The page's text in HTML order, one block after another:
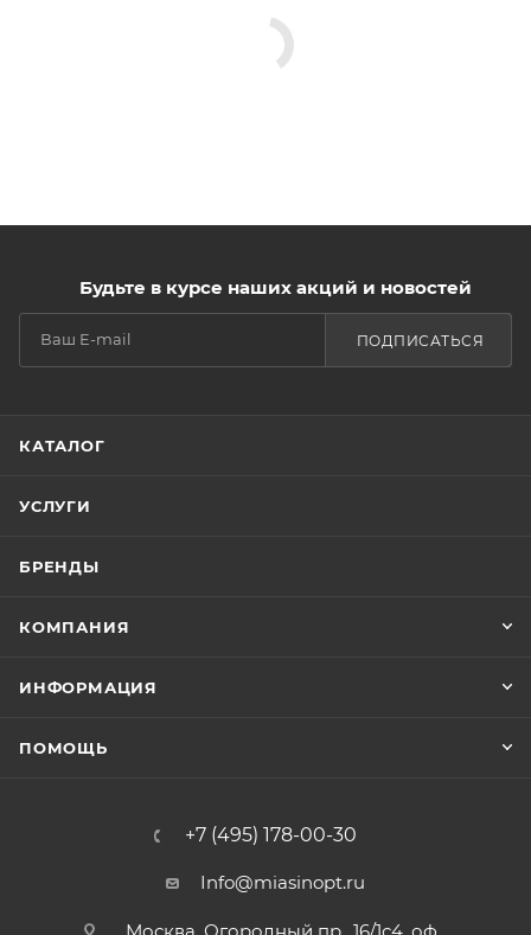
Будьте в курсе наших акций и новостей
ПОДПИСАТЬСЯ
КАТАЛОГ
УСЛУГИ
БРЕНДЫ
КОМПАНИЯ
ИНФОРМАЦИЯ
ПОМОЩЬ
+7 (495) 178-00-30
Info@miasinopt.ru